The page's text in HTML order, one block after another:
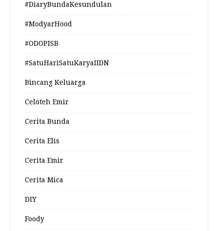
#DiaryBundaKesundulan
#ModyarHood
#ODOPISB
#SatuHariSatuKaryaIIDN
Bincang Keluarga
Celoteh Emir
Cerita Bunda
Cerita Elis
Cerita Emir
Cerita Mica
DIY
Foody